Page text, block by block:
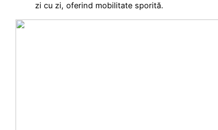
zi cu zi, oferind mobilitate sporită.